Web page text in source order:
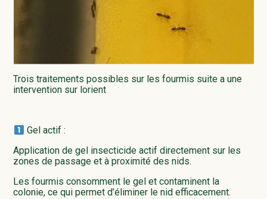
Trois traitements possibles sur les fourmis suite a une
intervention sur lorient
Gel actif :
Application de gel insecticide actif directement sur les
zones de passage et à proximité des nids.
Les fourmis consomment le gel et contaminent la
colonie, ce qui permet d’éliminer le nid efficacement.